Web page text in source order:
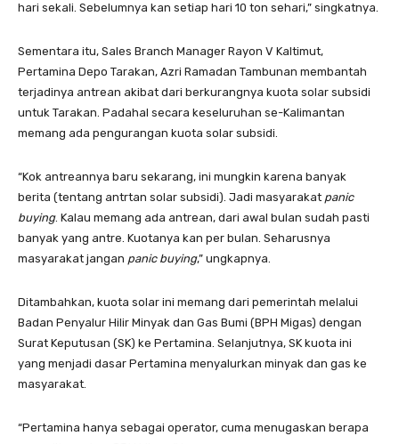
hari sekali. Sebelumnya kan setiap hari 10 ton sehari,” singkatnya.
Sementara itu, Sales Branch Manager Rayon V Kaltimut,
Pertamina Depo Tarakan, Azri Ramadan Tambunan membantah
terjadinya antrean akibat dari berkurangnya kuota solar subsidi
untuk Tarakan. Padahal secara keseluruhan se-Kalimantan
memang ada pengurangan kuota solar subsidi.
“Kok antreannya baru sekarang, ini mungkin karena banyak
berita (tentang antrtan solar subsidi). Jadi masyarakat panic
buying. Kalau memang ada antrean, dari awal bulan sudah pasti
banyak yang antre. Kuotanya kan per bulan. Seharusnya
masyarakat jangan panic buying,” ungkapnya.
Ditambahkan, kuota solar ini memang dari pemerintah melalui
Badan Penyalur Hilir Minyak dan Gas Bumi (BPH Migas) dengan
Surat Keputusan (SK) ke Pertamina. Selanjutnya, SK kuota ini
yang menjadi dasar Pertamina menyalurkan minyak dan gas ke
masyarakat.
“Pertamina hanya sebagai operator, cuma menugaskan berapa